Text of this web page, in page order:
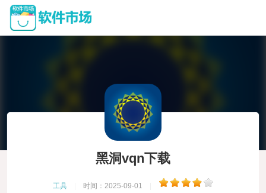
黑洞vqn下载
工具 时间：2025-09-01